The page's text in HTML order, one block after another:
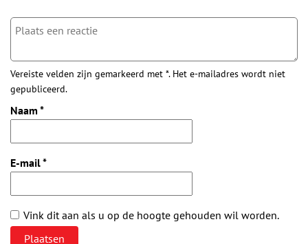
Vereiste velden zijn gemarkeerd met *. Het e-mailadres wordt niet
gepubliceerd.
Naam *
E-mail*
Vink dit aan als u op de hoogte gehouden wil worden.